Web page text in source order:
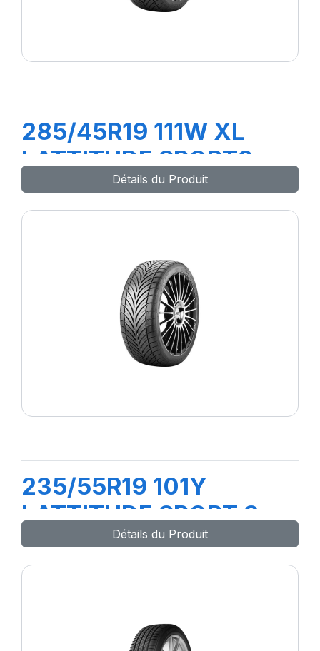
285/45R19 111W XL
LATTITUDE SPORT3
Détails du Produit
235/55R19 101Y
LATTITUDE SPORT 3
(N0)
Détails du Produit